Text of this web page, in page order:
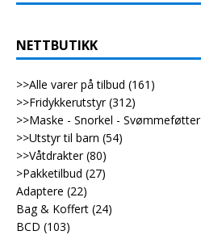
NETTBUTIKK
>>Alle varer på tilbud (161)
>>Fridykkerutstyr (312)
>>Maske - Snorkel - Svømmeføtter
>>Utstyr til barn (54)
>>Våtdrakter (80)
>Pakketilbud (27)
Adaptere (22)
Bag & Koffert (24)
BCD (103)